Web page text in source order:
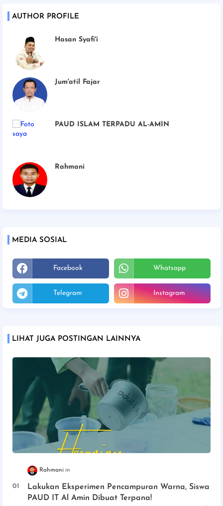
AUTHOR PROFILE
Hasan Syafi'i
Jum'atil Fajar
PAUD ISLAM TERPADU AL-AMIN
Rahmani
MEDIA SOSIAL
Facebook Whatsapp
Telegram Instagram
LIHAT JUGA POSTINGAN LAINNYA
Rahmani
Lakukan Eksperimen Pencampuran Warna, Siswa
PAUD IT Al Amin Dibuat Terpana!